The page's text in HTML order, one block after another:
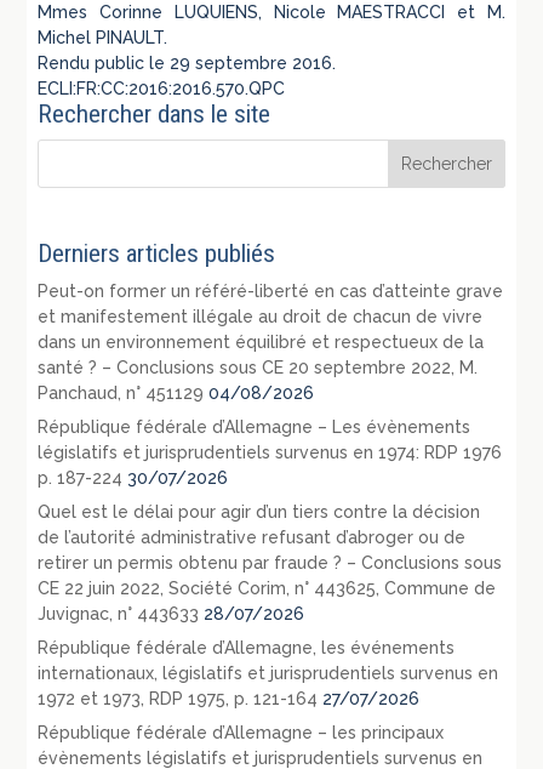
Mmes Corinne LUQUIENS, Nicole MAESTRACCI et M.
Michel PINAULT.
Rendu public le 29 septembre 2016.
ECLI:FR:CC:2016:2016.570.QPC
Rechercher dans le site
Derniers articles publiés
Peut-on former un référé-liberté en cas d’atteinte grave
et manifestement illégale au droit de chacun de vivre
dans un environnement équilibré et respectueux de la
santé ? – Conclusions sous CE 20 septembre 2022, M.
Panchaud, n° 451129 04/08/2026
République fédérale d’Allemagne – Les évènements
législatifs et jurisprudentiels survenus en 1974: RDP 1976
p. 187-224 30/07/2026
Quel est le délai pour agir d’un tiers contre la décision
de l’autorité administrative refusant d’abroger ou de
retirer un permis obtenu par fraude ? – Conclusions sous
CE 22 juin 2022, Société Corim, n° 443625, Commune de
Juvignac, n° 443633 28/07/2026
République fédérale d’Allemagne, les événements
internationaux, législatifs et jurisprudentiels survenus en
1972 et 1973, RDP 1975, p. 121-164 27/07/2026
République fédérale d’Allemagne – les principaux
évènements législatifs et jurisprudentiels survenus en